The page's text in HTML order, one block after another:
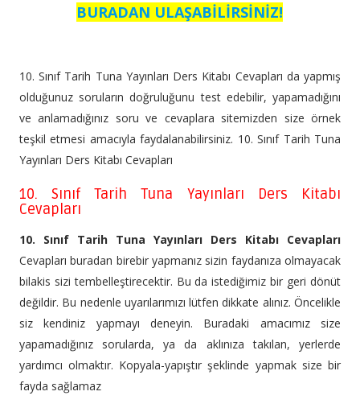
BURADAN ULAŞABİLİRSİNİZ!
10. Sınıf Tarih Tuna Yayınları Ders Kitabı Cevapları da yapmış
olduğunuz soruların doğruluğunu test edebilir, yapamadığını
ve anlamadığınız soru ve cevaplara sitemizden size örnek
teşkil etmesi amacıyla faydalanabilirsiniz. 10. Sınıf Tarih Tuna
Yayınları Ders Kitabı Cevapları
10. Sınıf Tarih Tuna Yayınları Ders Kitabı
Cevapları
10. Sınıf Tarih Tuna Yayınları Ders Kitabı Cevapları
Cevapları buradan birebir yapmanız sizin faydanıza olmayacak
bilakis sizi tembelleştirecektir. Bu da istediğimiz bir geri dönüt
değildir. Bu nedenle uyarılarımızı lütfen dikkate alınız. Öncelikle
siz kendiniz yapmayı deneyin. Buradaki amacımız size
yapamadığınız sorularda, ya da aklınıza takılan, yerlerde
yardımcı olmaktır. Kopyala-yapıştır şeklinde yapmak size bir
fayda sağlamaz